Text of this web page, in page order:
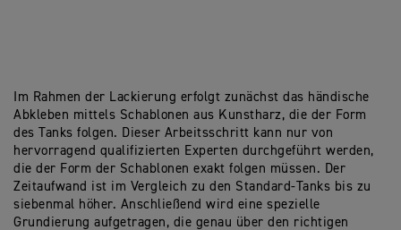
Im Rahmen der Lackierung erfolgt zunächst das händische
Abkleben mittels Schablonen aus Kunstharz, die der Form
des Tanks folgen. Dieser Arbeitsschritt kann nur von
hervorragend qualifizierten Experten durchgeführt werden,
die der Form der Schablonen exakt folgen müssen. Der
Zeitaufwand ist im Vergleich zu den Standard-Tanks bis zu
siebenmal höher. Anschließend wird eine spezielle
Grundierung aufgetragen, die genau über den richtigen